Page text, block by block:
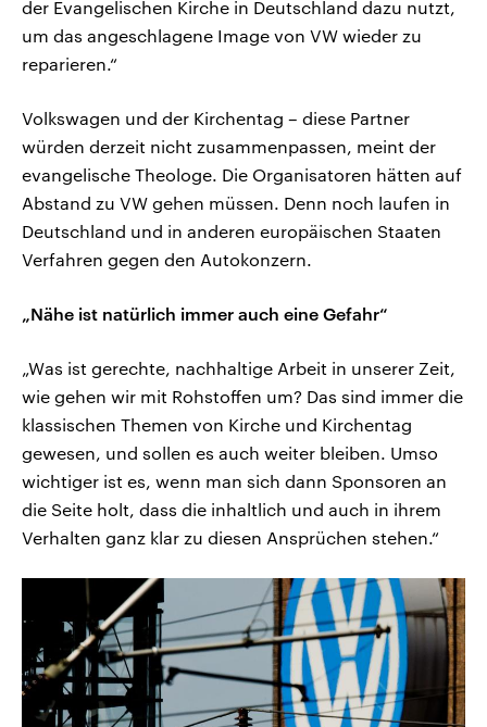
der Evangelischen Kirche in Deutschland dazu nutzt,
um das angeschlagene Image von VW wieder zu
reparieren.“
Volkswagen und der Kirchentag – diese Partner
würden derzeit nicht zusammenpassen, meint der
evangelische Theologe. Die Organisatoren hätten auf
Abstand zu VW gehen müssen. Denn noch laufen in
Deutschland und in anderen europäischen Staaten
Verfahren gegen den Autokonzern.
„Nähe ist natürlich immer auch eine Gefahr“
„Was ist gerechte, nachhaltige Arbeit in unserer Zeit,
wie gehen wir mit Rohstoffen um? Das sind immer die
klassischen Themen von Kirche und Kirchentag
gewesen, und sollen es auch weiter bleiben. Umso
wichtiger ist es, wenn man sich dann Sponsoren an
die Seite holt, dass die inhaltlich und auch in ihrem
Verhalten ganz klar zu diesen Ansprüchen stehen.“